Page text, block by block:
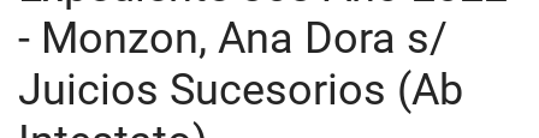
- Monzon, Ana Dora s/
Juicios Sucesorios (Ab